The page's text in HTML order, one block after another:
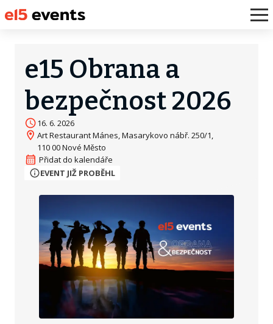
e15 Obrana a
bezpečnost 2026
16. 6. 2026
Art Restaurant Mánes, Masarykovo nábř. 250/1,
110 00 Nové Město
EVENT JIŽ PROBĚHL